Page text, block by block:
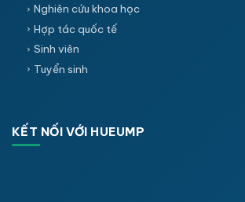
Nghiên cứu khoa học
Hợp tác quốc tế
Sinh viên
Tuyển sinh
KẾT NỐI VỚI HUEUMP